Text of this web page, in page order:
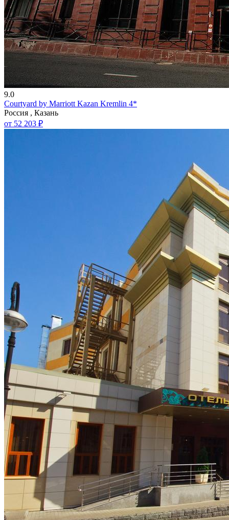
9.0
Courtyard by Marriott Kazan Kremlin 4*
Россия , Казань
от 52 203 ₽